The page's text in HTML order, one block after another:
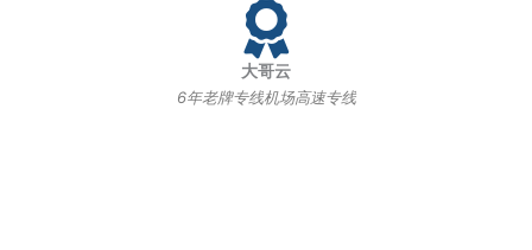
大哥云
6年老牌专线机场高速专线